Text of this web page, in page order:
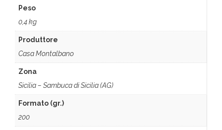
Peso
0,4 kg
Produttore
Casa Montalbano
Zona
Sicilia – Sambuca di Sicilia (AG)
Formato (gr.)
200